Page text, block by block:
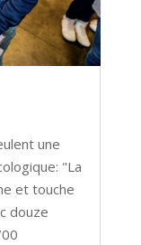
une
"La
et touche
douze